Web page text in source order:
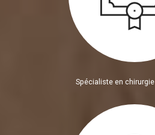
Spécialiste en chirurgie